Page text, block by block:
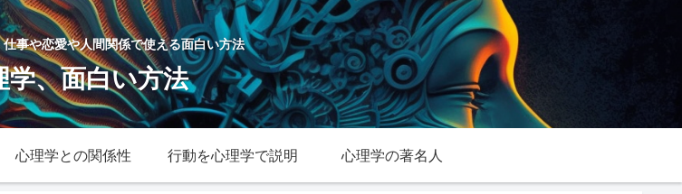
事や恋愛や人間関係で使える面白い方法
学、面白い方法
心理学との関係性 行動を心理学で説明 心理学の著名人